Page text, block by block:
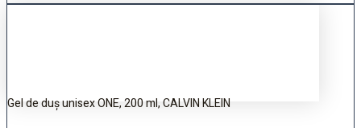
Gel de duș unisex ONE, 200 ml, CALVIN KLEIN